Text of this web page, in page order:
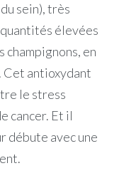
sein), très
élevées
en
Cet antioxydant
le stress
cancer. Et il
débute avec une